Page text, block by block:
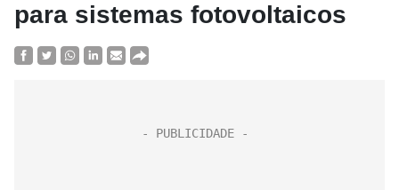
para sistemas fotovoltaicos